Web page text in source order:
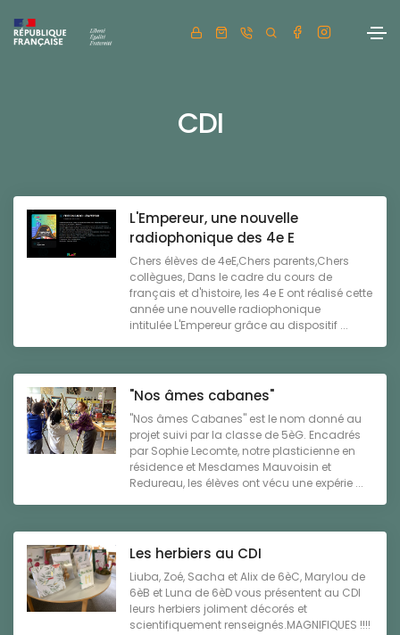
CDI
L'Empereur, une nouvelle
radiophonique des 4e E
Chers élèves de 4eE,Chers parents,Chers
collègues, Dans le cadre du cours de
français et d'histoire, les 4e E ont réalisé cette
année une nouvelle radiophonique
intitulée L'Empereur grâce au dispositif ...
"Nos âmes cabanes"
"Nos âmes Cabanes" est le nom donné au
projet suivi par la classe de 5èG. Encadrés
par Sophie Lecomte, notre plasticienne en
résidence et Mesdames Mauvoisin et
Redureau, les élèves ont vécu une expérie ...
Les herbiers au CDI
Liuba, Zoé, Sacha et Alix de 6èC, Marylou de
6èB et Luna de 6èD vous présentent au CDI
leurs herbiers joliment décorés et
scientifiquement renseignés.MAGNIFIQUES !!!!